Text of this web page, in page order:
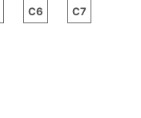
C6 C7